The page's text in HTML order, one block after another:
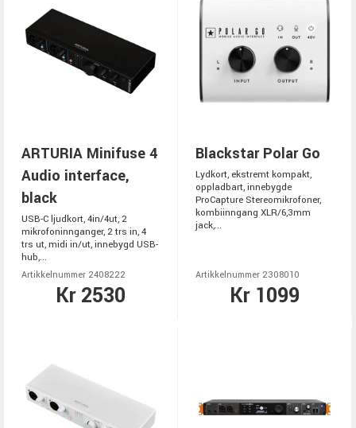
ARTURIA Minifuse 4
Audio interface,
black
USB-C ljudkort, 4in/4ut, 2
mikrofoninnganger, 2 trs in, 4
trs ut, midi in/ut, innebygd USB-
hub,...
Artikkelnummer 2408222
Kr 2530
Blackstar Polar Go
Lydkort, ekstremt kompakt,
oppladbart, innebygde
ProCapture Stereomikrofoner,
kombiinngang XLR/6,3mm
jack,...
Artikkelnummer 2308010
Kr 1099